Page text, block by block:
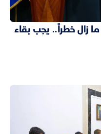
زال خطراً.. يجب بقاء